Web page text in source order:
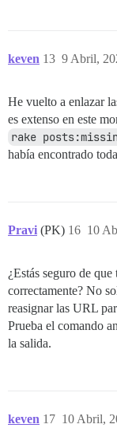
keven 9 Abril,
13
He vuelto a enlazar
es extenso en este
rake
había encontrado
Pravi (PK) 10
16
¿Estás seguro de
correctamente? No
reasignar las URL
Prueba el comando
la salida.
keven 10 Abril,
17